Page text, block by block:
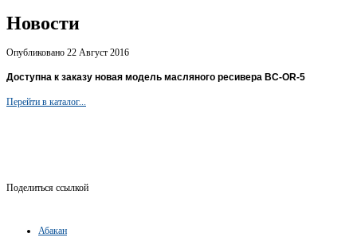
Новости
Опубликовано 22 Август 2016
Доступна к заказу новая модель масляного ресивера BC-OR-5
Перейти в каталог...
Поделиться ссылкой
Абакан